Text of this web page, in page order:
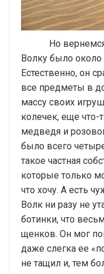
Но вернемся
Волку было около
Естественно, он
все предметы в
массу своих
колечек, еще что-
медведя и
было всего
такое частная
которые только
что хочу. А есть
Волк ни разу не
ботинки, что
щенков. Он мог
даже слегка ее
не тащил и, тем